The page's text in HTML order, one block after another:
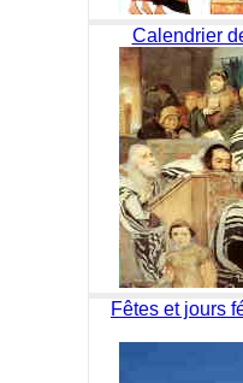
Calendrier
Fêtes et jours